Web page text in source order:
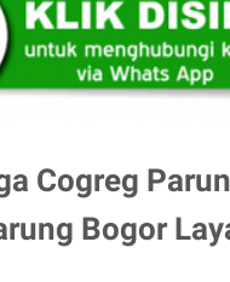
Cogreg
Bogor